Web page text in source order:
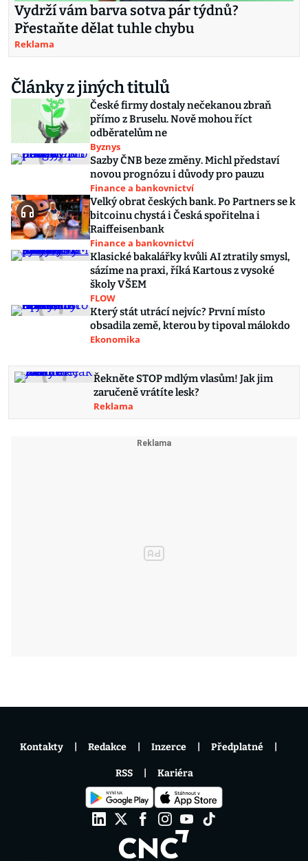
Vydrží vám barva sotva pár týdnů?
Přestaňte dělat tuhle chybu
Reklama
Články z jiných titulů
České firmy dostaly nečekanou zbraň
přímo z Bruselu. Nově mohou říct
odběratelům ne
Byznys
Sazby ČNB beze změny. Michl představí
novou prognózu i důvody pro pauzu
Finance a bankovnictví
Velký obrat českých bank. Po Partners se k
bitcoinu chystá i Česká spořitelna i
Raiffeisenbank
Finance a bankovnictví
Klasické bakalářky kvůli AI ztratily smysl,
sázíme na praxi, říká Kartous z vysoké
školy VŠEM
FLOW
Který stát utrácí nejvíc? První místo
obsadila země, kterou by tipoval málokdo
Ekonomika
Řekněte STOP mdlým vlasům! Jak jim
zaručeně vrátíte lesk?
Reklama
Kontakty Redakce Inzerce Předplatné
RSS Kariéra